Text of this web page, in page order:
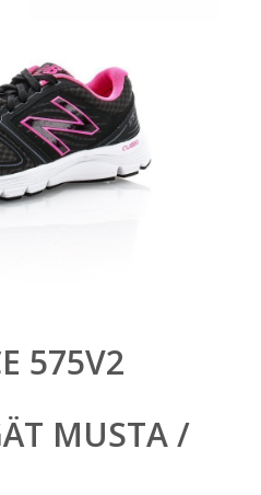
575V2
MUSTA /